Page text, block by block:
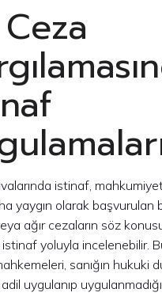
istinaf,
yaygın olarak başvurulan
ağır cezaların söz
istinaf yoluyla incelenebilir.
sanığın hukuki
uygulanıp